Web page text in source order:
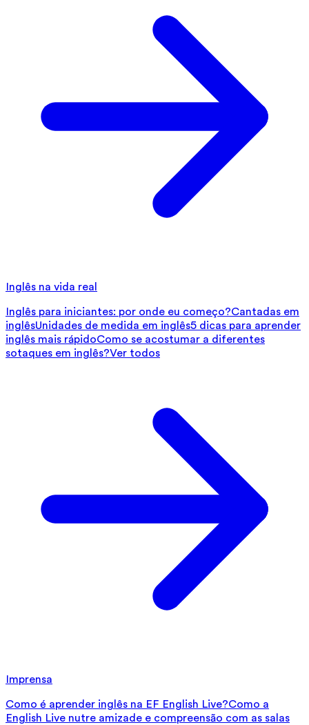
Inglês na vida real
Inglês para iniciantes: por onde eu começo?Cantadas em
inglêsUnidades de medida em inglês5 dicas para aprender
inglês mais rápidoComo se acostumar a diferentes
sotaques em inglês?Ver todos
Imprensa
Como é aprender inglês na EF English Live?Como a
English Live nutre amizade e compreensão com as salas